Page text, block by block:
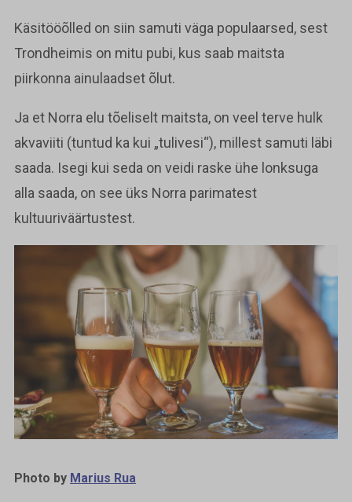
Käsitööõlled on siin samuti väga populaarsed, sest
Trondheimis on mitu pubi, kus saab maitsta
piirkonna ainulaadset õlut.
Ja et Norra elu tõeliselt maitsta, on veel terve hulk
akvaviiti (tuntud ka kui „tulivesi“), millest samuti läbi
saada. Isegi kui seda on veidi raske ühe lonksuga
alla saada, on see üks Norra parimatest
kultuuriväärtustest.
Photo by Marius Rua